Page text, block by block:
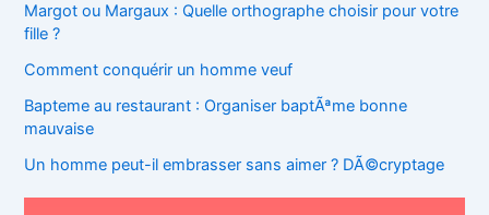
Margot ou Margaux : Quelle orthographe choisir pour votre
fille ?
Comment conquérir un homme veuf
Bapteme au restaurant : Organiser baptÃªme bonne
mauvaise
Un homme peut-il embrasser sans aimer ? DÃ©cryptage